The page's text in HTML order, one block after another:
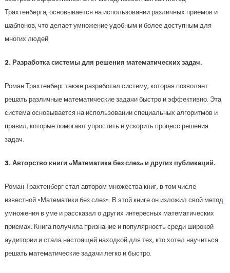
Трахтенберга, основывается на использовании различных приемов и
шаблонов, что делает умножение удобным и более доступным для
многих людей.
2. Разработка системы для решения математических задач.
Роман Трахтенберг также разработал систему, которая позволяет
решать различные математические задачи быстро и эффективно. Эта
система основывается на использовании специальных алгоритмов и
правил, которые помогают упростить и ускорить процесс решения
задач.
3. Авторство книги «Математика без слез» и других публикаций.
Роман Трахтенберг стал автором множества книг, в том числе
известной «Математики без слез». В этой книге он изложил свой метод
умножения в уме и рассказал о других интересных математических
приемах. Книга получила признание и популярность среди широкой
аудитории и стала настоящей находкой для тех, кто хотел научиться
решать математические задачи легко и быстро.